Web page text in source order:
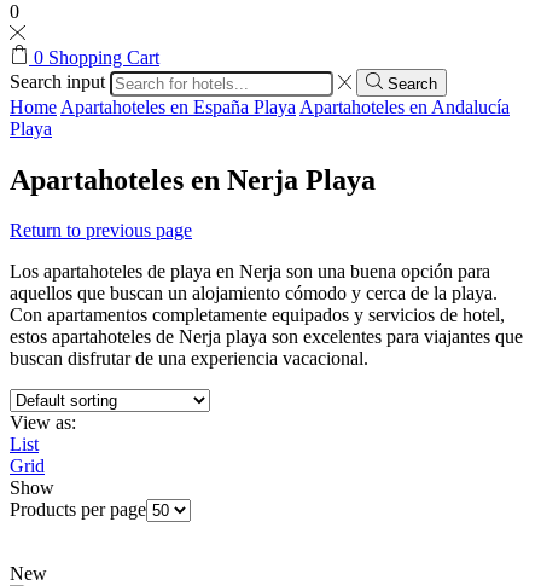
0
0 Shopping Cart
Search input
Search
Home Apartahoteles en España Playa Apartahoteles en Andalucía
Playa
Apartahoteles en Nerja Playa
Return to previous page
Los apartahoteles de playa en Nerja son una buena opción para
aquellos que buscan un alojamiento cómodo y cerca de la playa.
Con apartamentos completamente equipados y servicios de hotel,
estos apartahoteles de Nerja playa son excelentes para viajantes que
buscan disfrutar de una experiencia vacacional.
View as:
List
Grid
Show
Products per page
New